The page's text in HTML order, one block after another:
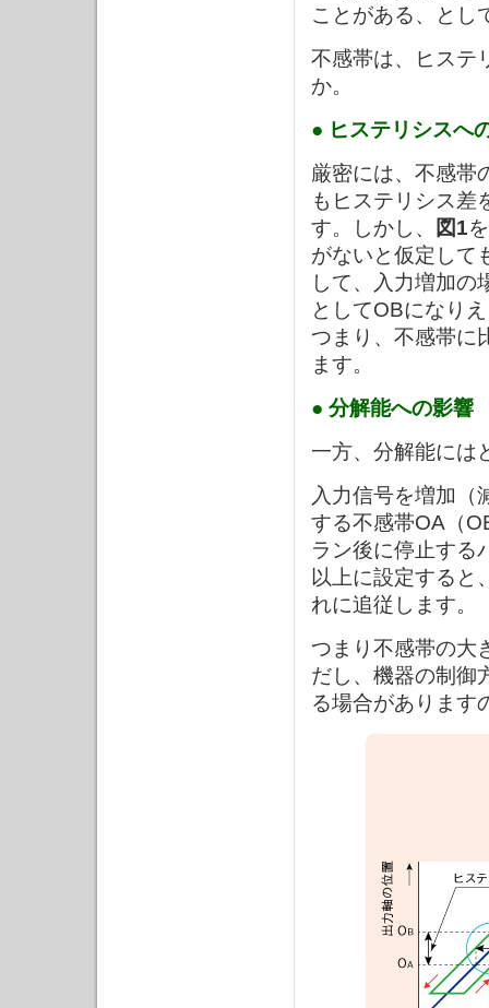
ことがある、とし
不感帯は、ヒステ
か。
● ヒステリシスへ
厳密には、不感帯
もヒステリシス差
す。しかし、
図1
がないと仮定して
して、入力増加の
としてOBになり
つまり、不感帯に
ます。
● 分解能への影響
一方、分解能には
入力信号を増加（
する不感帯OA（
ラン後に停止する
以上に設定すると
れに追従します。
つまり不感帯の大
だし、機器の制御
る場合があります